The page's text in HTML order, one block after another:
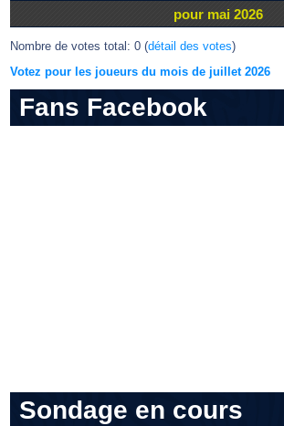
pour mai 2026
Nombre de votes total: 0 (détail des votes)
Votez pour les joueurs du mois de juillet 2026
Fans Facebook
Sondage en cours